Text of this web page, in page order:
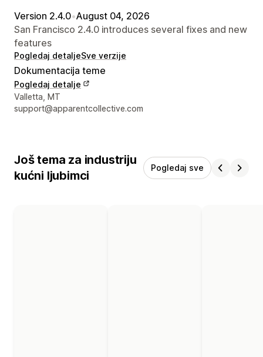
Version 2.4.0•August 04, 2026
San Francisco 2.4.0 introduces several fixes and new
features
Pogledaj detaljeSve verzije
Dokumentacija teme
Pogledaj detalje
Podaci za kontakt dizajnera
Valletta, MT
support@apparentcollective.com
Još tema za industriju
kućni ljubimci
Pogledaj sve